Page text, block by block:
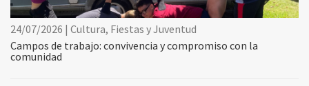
24/07/2026 | Cultura, Fiestas y Juventud
Campos de trabajo: convivencia y compromiso con la
comunidad